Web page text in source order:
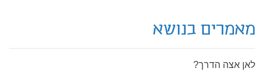
מאמרים בנושא
לאן אצה הדרך?